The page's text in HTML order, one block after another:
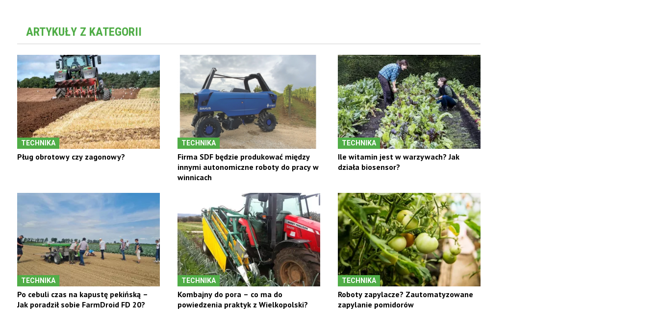
ARTYKUŁY Z KATEGORII
TECHNIKA
Pług obrotowy czy zagonowy?
TECHNIKA
Firma SDF będzie produkować między
innymi autonomiczne roboty do pracy w
winnicach
TECHNIKA
Ile witamin jest w warzywach? Jak
działa biosensor?
TECHNIKA
Po cebuli czas na kapustę pekińską –
Jak poradził sobie FarmDroid FD 20?
TECHNIKA
Kombajny do pora – co ma do
powiedzenia praktyk z Wielkopolski?
TECHNIKA
Roboty zapylacze? Zautomatyzowane
zapylanie pomidorów